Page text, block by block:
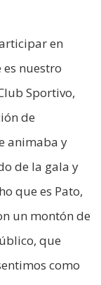
en
nuestro
Sportivo,
de
animaba y
de la gala y
que es Pato,
un montón de
que
como